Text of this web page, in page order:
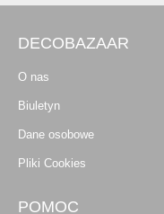
DECOBAZAAR
O nas
Biuletyn
Dane osobowe
Pliki Cookies
POMOC